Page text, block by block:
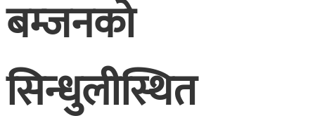
बम्जनको
सिन्धुलीस्थित